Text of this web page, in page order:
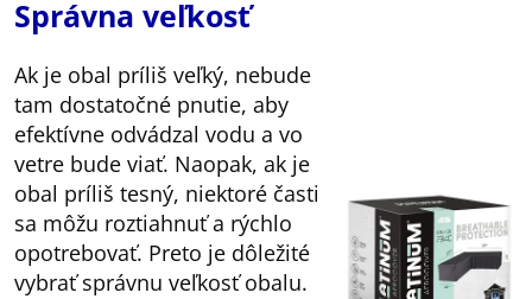
Správna veľkosť
Ak je obal príliš veľký, nebude
tam dostatočné pnutie, aby
efektívne odvádzal vodu a vo
vetre bude viať. Naopak, ak je
obal príliš tesný, niektoré časti
sa môžu roztiahnuť a rýchlo
opotrebovať. Preto je dôležité
vybrať správnu veľkosť obalu.